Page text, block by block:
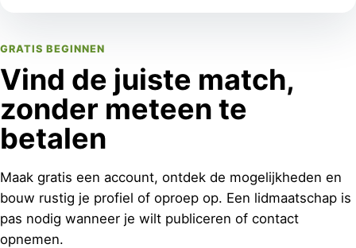
GRATIS BEGINNEN
Vind de juiste match,
zonder meteen te
betalen
Maak gratis een account, ontdek de mogelijkheden en
bouw rustig je profiel of oproep op. Een lidmaatschap is
pas nodig wanneer je wilt publiceren of contact
opnemen.